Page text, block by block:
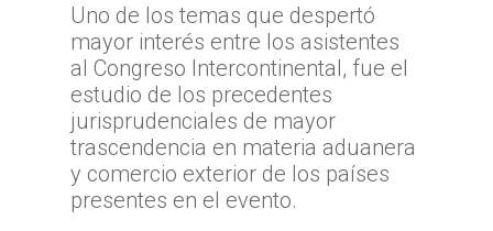
Uno de los temas que despertó
mayor interés entre los asistentes
al Congreso Intercontinental, fue el
estudio de los precedentes
jurisprudenciales de mayor
trascendencia en materia aduanera
y comercio exterior de los países
presentes en el evento.